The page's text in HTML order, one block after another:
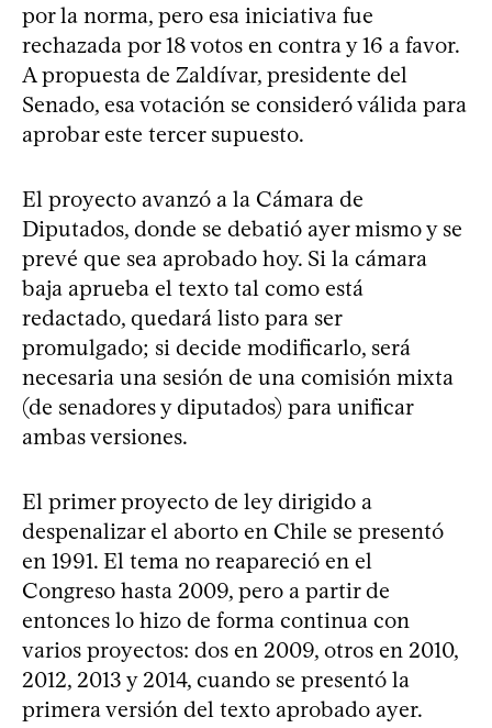
por la norma, pero esa iniciativa fue
rechazada por 18 votos en contra y 16 a favor.
A propuesta de Zaldívar, presidente del
Senado, esa votación se consideró válida para
aprobar este tercer supuesto.
El proyecto avanzó a la Cámara de
Diputados, donde se debatió ayer mismo y se
prevé que sea aprobado hoy. Si la cámara
baja aprueba el texto tal como está
redactado, quedará listo para ser
promulgado; si decide modificarlo, será
necesaria una sesión de una comisión mixta
(de senadores y diputados) para unificar
ambas versiones.
El primer proyecto de ley dirigido a
despenalizar el aborto en Chile se presentó
en 1991. El tema no reapareció en el
Congreso hasta 2009, pero a partir de
entonces lo hizo de forma continua con
varios proyectos: dos en 2009, otros en 2010,
2012, 2013 y 2014, cuando se presentó la
primera versión del texto aprobado ayer.